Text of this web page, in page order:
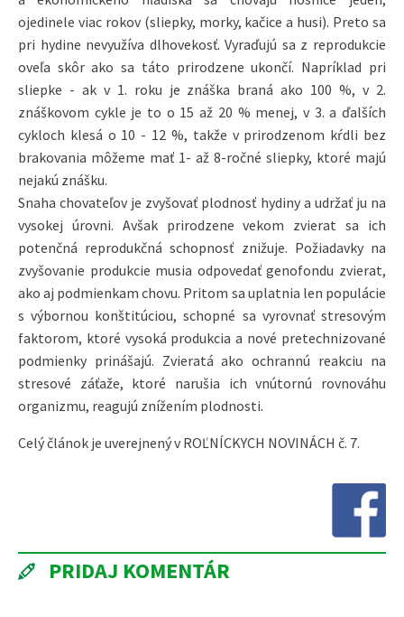
ojedinele viac rokov (sliepky, morky, kačice a husi). Preto sa
pri hydine nevyužíva dlhovekosť. Vyraďujú sa z reprodukcie
oveľa skôr ako sa táto prirodzene ukončí. Napríklad pri
sliepke - ak v 1. roku je znáška braná ako 100 %, v 2.
znáškovom cykle je to o 15 až 20 % menej, v 3. a ďalších
cykloch klesá o 10 - 12 %, takže v prirodzenom kŕdli bez
brakovania môžeme mať 1- až 8-ročné sliepky, ktoré majú
nejakú znášku.
Snaha chovateľov je zvyšovať plodnosť hydiny a udržať ju na
vysokej úrovni. Avšak prirodzene vekom zvierat sa ich
potenčná reprodukčná schopnosť znižuje. Požiadavky na
zvyšovanie produkcie musia odpovedať genofondu zvierat,
ako aj podmienkam chovu. Pritom sa uplatnia len populácie
s výbornou konštitúciou, schopné sa vyrovnať stresovým
faktorom, ktoré vysoká produkcia a nové pretechnizované
podmienky prinášajú. Zvieratá ako ochrannú reakciu na
stresové záťaže, ktoré narušia ich vnútornú rovnováhu
organizmu, reagujú znížením plodnosti.
Celý článok je uverejnený v ROĽNÍCKYCH NOVINÁCH č. 7.
PRIDAJ KOMENTÁR